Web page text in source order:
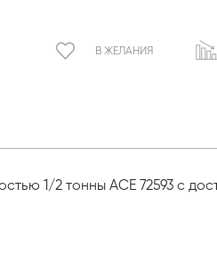
В ЖЕЛАНИЯ
1/2 тонны ACE 72593 с